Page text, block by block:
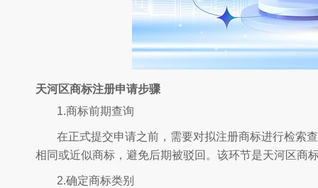
天河区商标注册申请步骤
1.商标前期查询
在正式提交申请之前，需要对拟注册商标进行检索
相同或近似商标，避免后期被驳回。该环节是天河区商
2.确定商标类别